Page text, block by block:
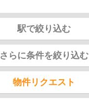
駅で絞り込む
さらに条件を絞り込む
物件リクエスト